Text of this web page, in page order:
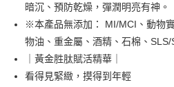
相關說明
支援用馬幣 (MYR) 付款，結帳時商品金額
大哥付你分期
相關說明
【大哥付你分期使用說明】
1.本服務由台灣大哥大提供，台灣大哥大
AFTEE先享後付
暗沉、預防乾燥，彈潤明亮有神。
※本產品無添加： MI/MCI、動物
物油、重金屬、酒精、石棉、
｜黃金胜肽賦活精華｜
看得見緊緻，摸得到年輕